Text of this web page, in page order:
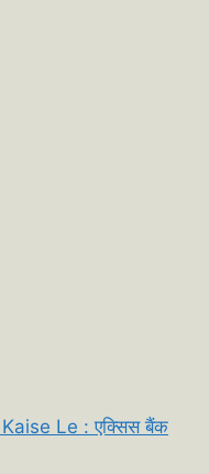
Le : एक्सिस बैंक